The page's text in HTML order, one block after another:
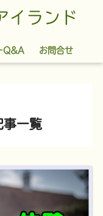
イランド
Q&A お問合せ
事一覧